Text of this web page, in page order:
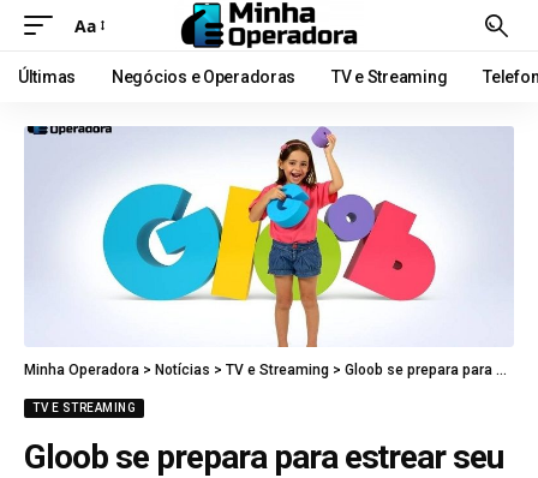
Aa
Últimas Negócios e Operadoras TV e Streaming
Minha Operadora > Notícias > TV e Streaming > Gloob se prepara para estrear seu primeiro reality show
TV E STREAMING
Gloob se prepara para estrear seu